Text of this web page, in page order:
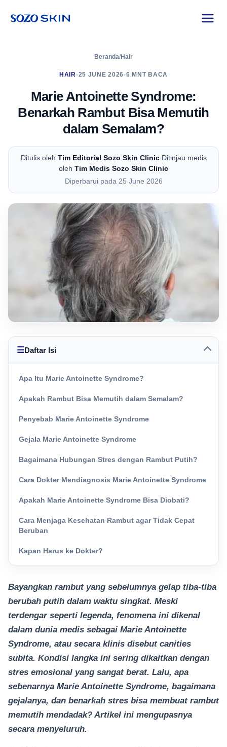
Beranda/Hair
HAIR•25 JUNE 2026•6 MNT BACA
Marie Antoinette Syndrome:
Benarkah Rambut Bisa Memutih
dalam Semalam?
Ditulis oleh Tim Editorial Sozo Skin Clinic Ditinjau medis
oleh Tim Medis Sozo Skin Clinic
Diperbarui pada 25 June 2026
☰Daftar Isi
Apa Itu Marie Antoinette Syndrome?
Apakah Rambut Bisa Memutih dalam Semalam?
Penyebab Marie Antoinette Syndrome
Gejala Marie Antoinette Syndrome
Bagaimana Hubungan Stres dengan Rambut Putih?
Cara Dokter Mendiagnosis Marie Antoinette Syndrome
Apakah Marie Antoinette Syndrome Bisa Diobati?
Cara Menjaga Kesehatan Rambut agar Tidak Cepat
Beruban
Kapan Harus ke Dokter?
Bayangkan rambut yang sebelumnya gelap tiba-tiba
berubah putih dalam waktu singkat. Meski
terdengar seperti legenda, fenomena ini dikenal
dalam dunia medis sebagai Marie Antoinette
Syndrome, atau secara klinis disebut canities
subita. Kondisi langka ini sering dikaitkan dengan
stres emosional yang sangat berat. Lalu, apa
sebenarnya Marie Antoinette Syndrome, bagaimana
gejalanya, dan benarkah stres bisa membuat rambut
memutih mendadak? Artikel ini mengupasnya
secara menyeluruh.